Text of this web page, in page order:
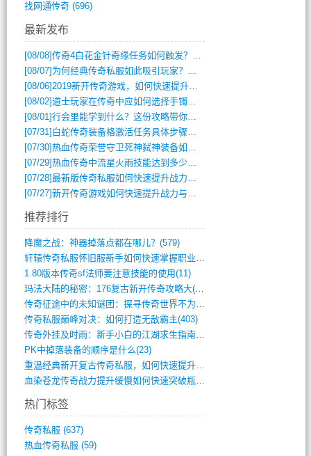
找网通传奇(696)
最新发布
[08/08]传奇4白花金针奇缘任务如何触发？完整攻略解析
[08/07] 为何经典传奇私服如此吸引玩家？深度攻略解析
[08/06]2019新开传奇游戏，如何快速提升角色等级？
[08/02]道士玩家在传奇中应如何选择手镯装备？
[08/01]行会里能学到什么？这份攻略带你全掌握
[07/31] 白蛇传奇装备格激活任务具体步骤是什么？如何完成？
[07/30]热血传奇荣誉守卫死神弑神装备如何获取与佩戴攻略？
[07/29]热血传奇中流星火雨技能达到多少级可以开始练装备？
[07/28]最新版传奇私服如何快速提升战力与获取稀有装备？
[07/27]新开传奇游戏如何快速提升战力与获取稀有装备？
推荐排行
降魔之战：神器掉落点都在哪儿？(579)
轩辕传奇私服怀旧服新手如何快速掌握职业选(993)
1.80版本传奇sf法师要注意技能的使用(11)
玛法大陆的秘密：176复古新开传奇攻略大(486)
传奇征途中的未知谜团：探寻传奇世界不为人(595)
传奇私服巅峰对决：如何打造无敌霸主(403)
传奇外挂及时雨：新手小白的江湖求生指南(802)
PK中掉落装备的顺序是什么(23)
重温经典新开复古传奇私服，如何快速提升等(392)
血染苍龙传奇战力提升缓慢如何快速突破瓶颈(654)
热门标签
传奇私服 (637)
热血传奇私服 (59)